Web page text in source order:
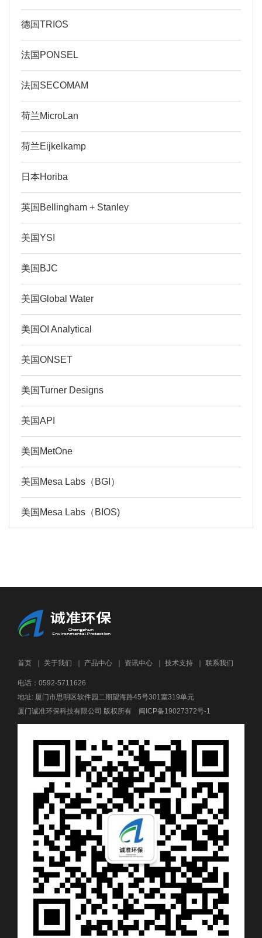
德国TRIOS
法国PONSEL
法国SECOMAM
荷兰MicroLan
荷兰Eijkelkamp
日本Horiba
英国Bellingham + Stanley
美国YSI
美国BJC
美国Global Water
美国OI Analytical
美国ONSET
美国Turner Designs
美国API
美国MetOne
美国Mesa Labs（BGI）
美国Mesa Labs（BIOS)
首页 关于我们 产品中心 资讯中心 技术支持 联系我们
电话：0592-5711626
地址: 厦门市思明区软件园二期望海路45号301室319单元
厦门诚准环保科技有限公司 版权所有
闽ICP备19027372号-1